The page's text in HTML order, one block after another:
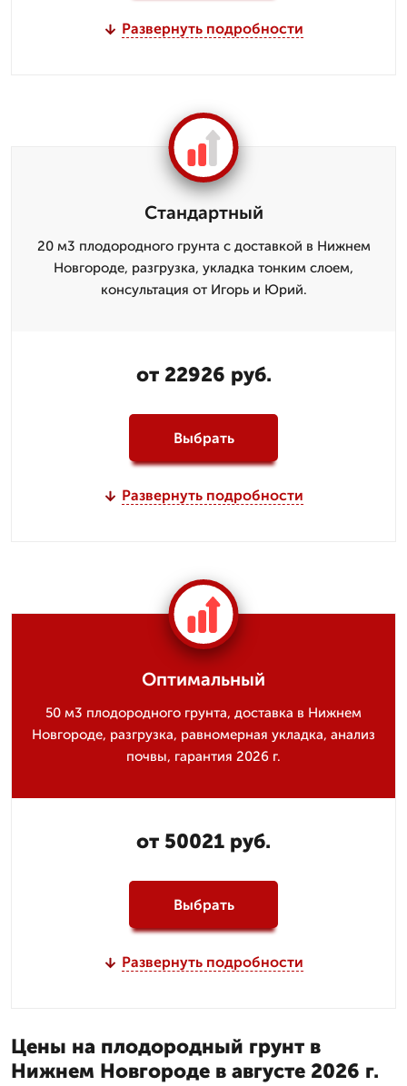
Развернуть подробности
Стандартный
20 м3 плодородного грунта с доставкой в Нижнем
Новгороде, разгрузка, укладка тонким слоем,
консультация от Игорь и Юрий.
от 22926 руб.
Выбрать
Развернуть подробности
Оптимальный
50 м3 плодородного грунта, доставка в Нижнем
Новгороде, разгрузка, равномерная укладка, анализ
почвы, гарантия 2026 г.
от 50021 руб.
Выбрать
Развернуть подробности
Цены на плодородный грунт в
Нижнем Новгороде в августе 2026 г.